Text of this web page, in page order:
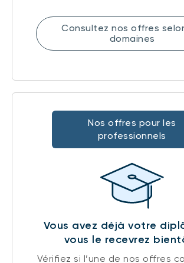
Consultez nos offres
domaines
Nos offres pour les
professionnels
Vous avez déjà votre
vous le recevrez
Vérifiez si l’une de nos offres